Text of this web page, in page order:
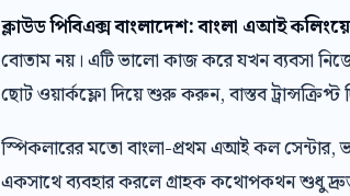
ক্লাউড পিবিএক্স বাংলাদেশ: বাংলা এআই
বোতাম নয়। এটি ভালো কাজ করে যখন ব্যবসা
ছোট ওয়ার্কফ্লো দিয়ে শুরু করুন, বাস্তব
স্পিকলারের মতো বাংলা-প্রথম এআই কল
একসাথে ব্যবহার করলে গ্রাহক কথোপকথন শুধু দ্রুত